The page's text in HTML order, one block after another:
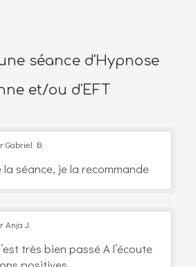
séance d'Hypnose
et/ou d'EFT
Gabriel B.
séance, je la recommande
Anja J.
très bien passé A l’écoute